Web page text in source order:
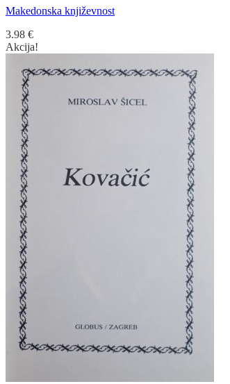
Makedonska književnost
3.98 €
Akcija!